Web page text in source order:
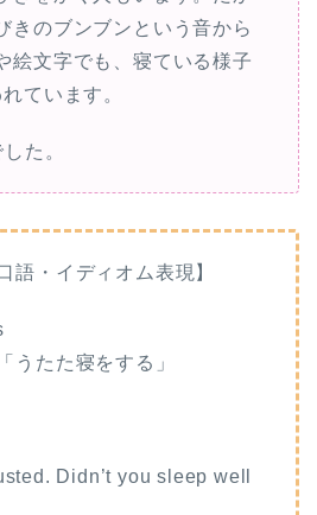
きのブンブンという音から
絵文字でも、寝ている様子
ています。
た。
語・イディオム表現】
うたた寝をする」
Didn’t you sleep well